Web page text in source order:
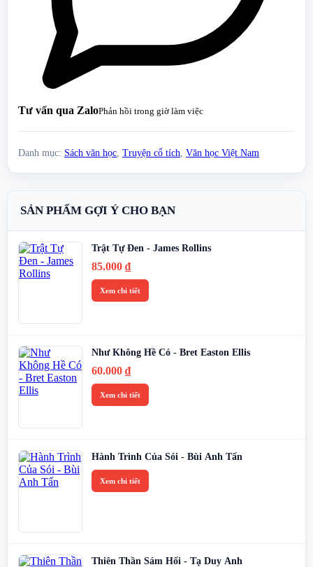
Tư vấn qua ZaloPhản hồi trong giờ làm việc
Danh mục: Sách văn học Truyện cổ tích Văn học Việt Nam
SẢN PHẨM GỢI Ý CHO BẠN
Trật Tự Đen - James Rollins
85.000 ₫
Xem chi tiết
Như Không Hề Có - Bret Easton Ellis
60.000 ₫
Xem chi tiết
Hành Trình Của Sói - Bùi Anh Tấn
Xem chi tiết
Thiên Thần Sám Hối - Tạ Duy Anh